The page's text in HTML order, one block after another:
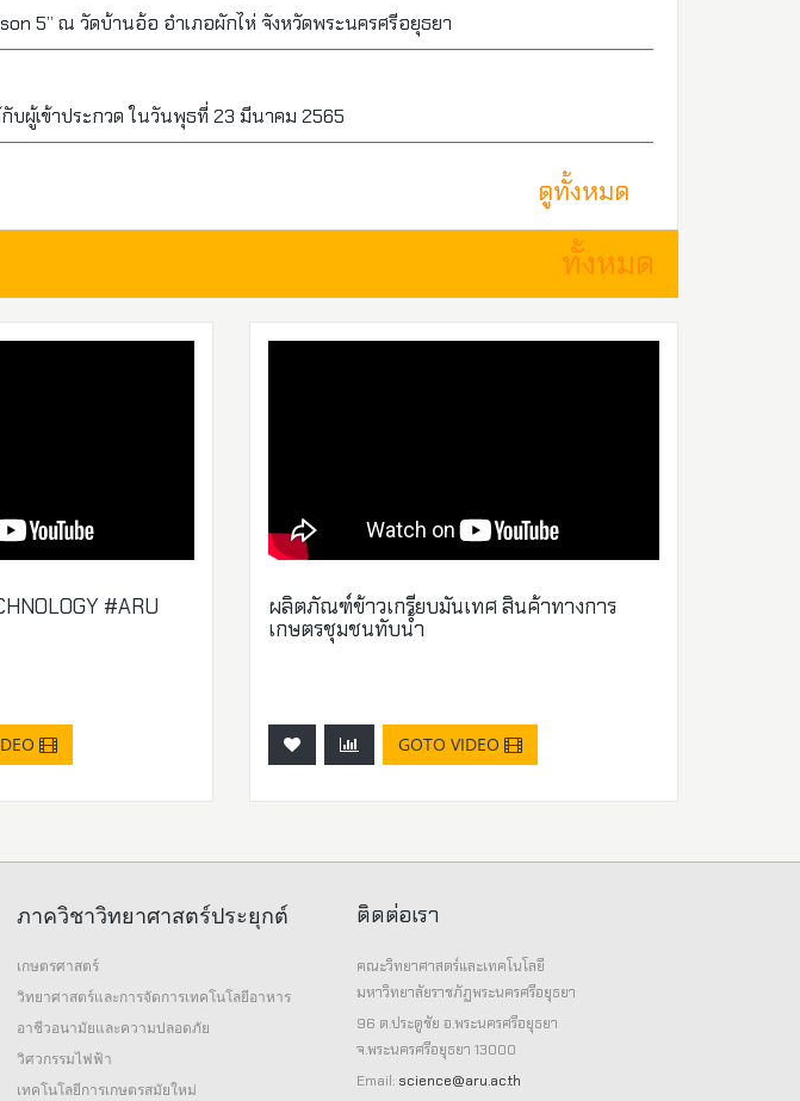
5” ณ วัดบ้านอ้อ อำเภอผักไห่ จังหวัดพระนครศรีอยุธยา
กับผู้เข้าประกวด ในวันพุธที่ 23 มีนาคม 2565
ดูทั้งหมด
ทั้งหมด
#ARU
ผลิตภัณฑ์ข้าวเกรียบมันเทศ สินค้าทางการ
เกษตรชุมชนทับน้ำ
GOTO VIDEO
ภาควิชาวิทยาศาสตร์ประยุกต์
เกษตรศาสตร์
วิทยาศาสตร์และการจัดการเทคโนโลยีอาหาร
อาชีวอนามัยและความปลอดภัย
วิศวกรรมไฟฟ้า
เทคโนโลยีการเกษตรสมัยใหม่
ติดต่อเรา
คณะวิทยาศาสตร์และเทคโนโลยี
มหาวิทยาลัยราชภัฏพระนครศรีอยุธยา
96 ต.ประตูชัย อ.พระนครศรีอยุธยา
จ.พระนครศรีอยุธยา 13000
Email: science@aru.ac.th